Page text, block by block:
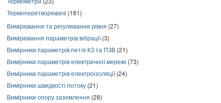
Термоперетворювачі (181)
Вимірювання та регулювання рівня (27)
Вимірювання параметрів вібрації(3)
Вимірники параметрів петлі КЗ та ПЗВ (21)
Вимірники параметрів електричної мережі (73)
Вимірники параметрів електроізоляції(24)
Вимірники швидкості потоку (21)
Вимірники опору заземлення (28)